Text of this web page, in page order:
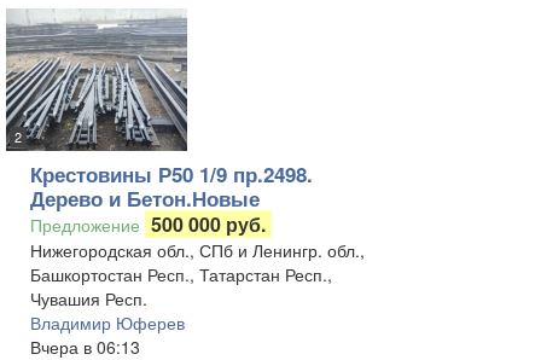
2
Крестовины Р50 1/9 пр.2498.
Дерево и Бетон.Новые
Предложение 500 000 руб.
Нижегородская обл., СПб и Ленингр. обл.,
Башкортостан Респ., Татарстан Респ.,
Чувашия Респ.
Владимир Юферев
Вчера в 06:13